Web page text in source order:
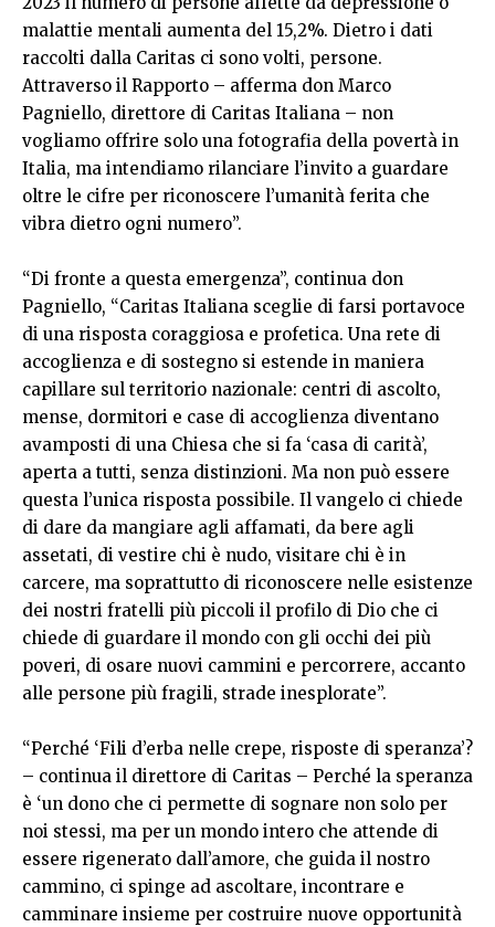
malattie mentali aumenta del 15,2%. Dietro i dati
raccolti dalla Caritas ci sono volti, persone.
Attraverso il Rapporto – afferma don Marco
Pagniello, direttore di Caritas Italiana – non
vogliamo offrire solo una fotografia della povertà in
Italia, ma intendiamo rilanciare l’invito a guardare
oltre le cifre per riconoscere l’umanità ferita che
vibra dietro ogni numero”.
“Di fronte a questa emergenza”, continua don
Pagniello, “Caritas Italiana sceglie di farsi portavoce
di una risposta coraggiosa e profetica. Una rete di
accoglienza e di sostegno si estende in maniera
capillare sul territorio nazionale: centri di ascolto,
mense, dormitori e case di accoglienza diventano
avamposti di una Chiesa che si fa ‘casa di carità’,
aperta a tutti, senza distinzioni. Ma non può essere
questa l’unica risposta possibile. Il vangelo ci chiede
di dare da mangiare agli affamati, da bere agli
assetati, di vestire chi è nudo, visitare chi è in
carcere, ma soprattutto di riconoscere nelle esistenze
dei nostri fratelli più piccoli il profilo di Dio che ci
chiede di guardare il mondo con gli occhi dei più
poveri, di osare nuovi cammini e percorrere, accanto
alle persone più fragili, strade inesplorate”.
“Perché ‘Fili d’erba nelle crepe, risposte di speranza’?
– continua il direttore di Caritas – Perché la speranza
è ‘un dono che ci permette di sognare non solo per
noi stessi, ma per un mondo intero che attende di
essere rigenerato dall’amore, che guida il nostro
cammino, ci spinge ad ascoltare, incontrare e
camminare insieme per costruire nuove opportunità